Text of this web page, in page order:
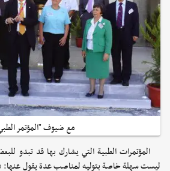
مع ضيوف "المؤتمر
المؤتمرات الطبية التي يشارك بها قد تبدو
ليست سهلة خاصة بتوليه لمناصب عدة يقول عنها: